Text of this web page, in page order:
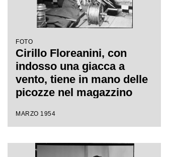
FOTO
Cirillo Floreanini, con
indosso una giacca a
vento, tiene in mano delle
picozze nel magazzino
l'equipaggiamento per la
MARZO 1954